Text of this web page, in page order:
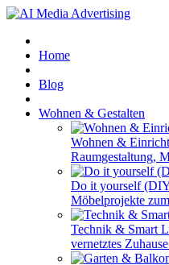
Home
Blog
Wohnen & Gestalten
Wohnen &
Raumgestaltung,
Do it yourself
Möbelprojekte
Technik & Smart
vernetztes